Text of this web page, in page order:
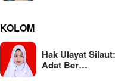
KOLOM
Hak Ulayat
Adat Ber…